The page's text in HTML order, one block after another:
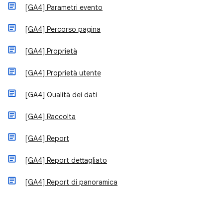
[GA4] Parametri evento
[GA4] Percorso pagina
[GA4] Proprietà
[GA4] Proprietà utente
[GA4] Qualità dei dati
[GA4] Raccolta
[GA4] Report
[GA4] Report dettagliato
[GA4] Report di panoramica